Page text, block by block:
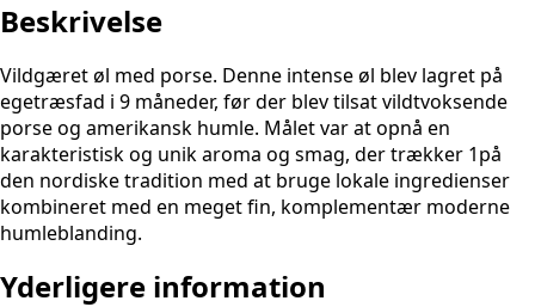
Beskrivelse
Vildgæret øl med porse. Denne intense øl blev lagret på
egetræsfad i 9 måneder, før der blev tilsat vildtvoksende
porse og amerikansk humle. Målet var at opnå en
karakteristisk og unik aroma og smag, der trækker 1på
den nordiske tradition med at bruge lokale ingredienser
kombineret med en meget fin, komplementær moderne
humleblanding.
Yderligere information